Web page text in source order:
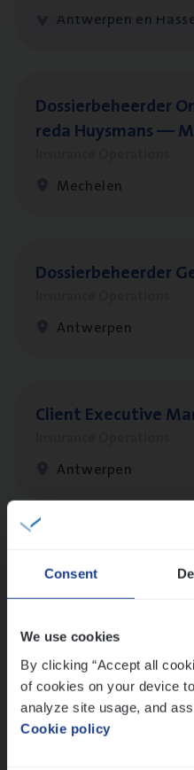
Consent
We use cookies
By clicking “Accept all
of cookies on your device
analyze site usage, and
Cookie policy
Antwerpen en
Dos­sier­be­heer­der
re­da Huys­mans —
Mechelen
Dos­sier­be­heer­der
Antwerpen
Client Exe­cu­ti­ve
Antwerpen
Claims Management
Busi­ness Mana­ger
People Management,